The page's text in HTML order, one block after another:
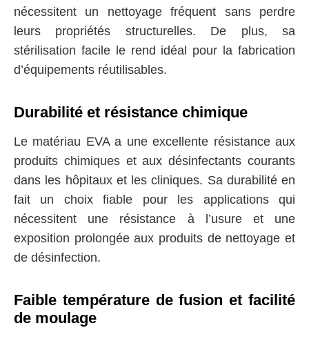
nécessitent un nettoyage fréquent sans perdre
leurs propriétés structurelles. De plus, sa
stérilisation facile le rend idéal pour la fabrication
d’équipements réutilisables.
Durabilité et résistance chimique
Le matériau EVA a une excellente résistance aux
produits chimiques et aux désinfectants courants
dans les hôpitaux et les cliniques. Sa durabilité en
fait un choix fiable pour les applications qui
nécessitent une résistance à l’usure et une
exposition prolongée aux produits de nettoyage et
de désinfection.
Faible température de fusion et facilité
de moulage